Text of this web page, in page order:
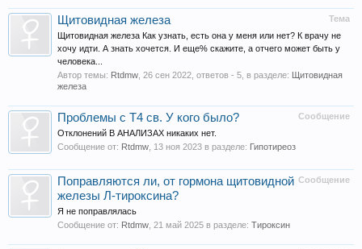
Тема
Щитовидная железа
Щитовидная железа Как узнать, есть она у меня или нет? К врачу не
хочу идти. А знать хочется. И еще% скажите, а отчего может быть у
человека...
Автор темы: Rtdmw 26 сен 2022 , ответов - 5, в разделе: Щитовидная
железа
Сообщение
Проблемы с Т4 св. У кого было?
Отклонений В АНАЛИЗАХ никаких нет.
Сообщение от: Rtdmw 13 ноя 2023 в разделе: Гипотиреоз
Сообщение
Поправляются ли, от гормона щитовидной
железы Л-тироксина?
Я не поправлялась
Сообщение от: Rtdmw 21 май 2025 в разделе: Тироксин